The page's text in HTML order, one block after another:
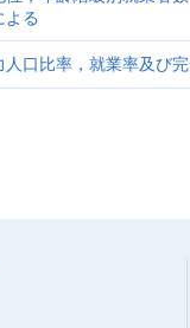
よる
口比率，就業率及び